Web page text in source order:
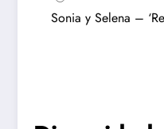
Sonia y Selena –